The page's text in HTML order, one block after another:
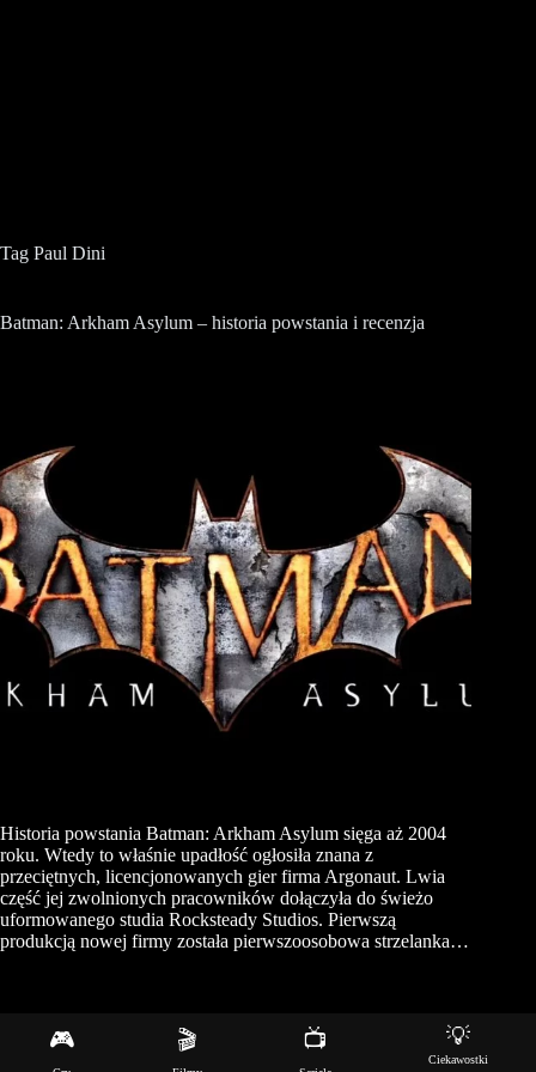
Tag Paul Dini
Batman: Arkham Asylum – historia powstania i recenzja
Historia powstania Batman: Arkham Asylum sięga aż 2004
roku. Wtedy to właśnie upadłość ogłosiła znana z
przeciętnych, licencjonowanych gier firma Argonaut. Lwia
część jej zwolnionych pracowników dołączyła do świeżo
uformowanego studia Rocksteady Studios. Pierwszą
produkcją nowej firmy została pierwszoosobowa strzelanka…
🎮 🎬 📺 💡
Ciekawostki
Copyright © 2026 - Motyw WordPress stworzony przez